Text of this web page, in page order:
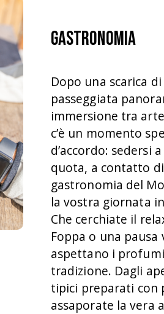
Gastronomia
Dopo una scarica
passeggiata
immersione tra
c’è un momento
d’accordo: sedersi
quota, a contatto
gastronomia del
la vostra giornata
Che cerchiate il
Foppa o una pausa
aspettano i
tradizione. Dagli
tipici preparati con
assaporate la vera